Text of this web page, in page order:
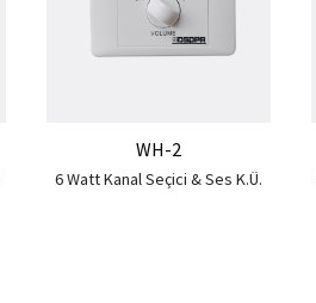
WH-2
6 Watt Kanal Seçici & Ses K.Ü.